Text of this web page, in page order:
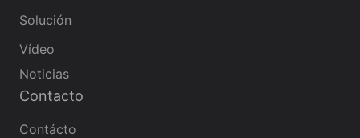
Solución
Vídeo
Noticias
Contacto
Contácto